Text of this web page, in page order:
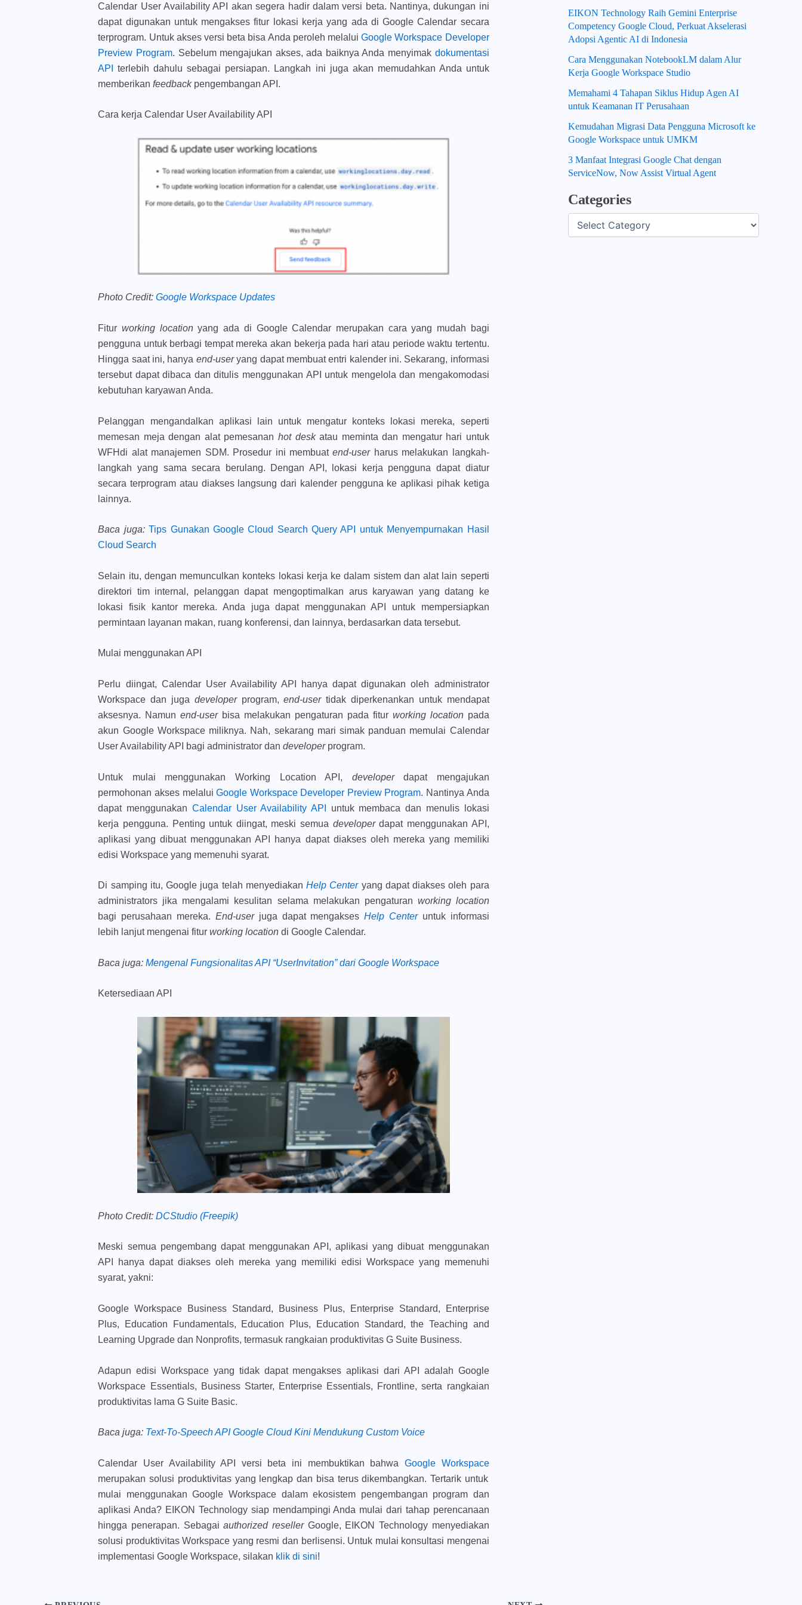
Calendar User Availability API akan segera hadir dalam versi beta. Nantinya, dukungan ini
dapat digunakan untuk mengakses fitur lokasi kerja yang ada di Google Calendar secara
terprogram. Untuk akses versi beta bisa Anda peroleh melaluiGoogle Workspace Developer
Preview Program. Sebelum mengajukan akses, ada baiknya Anda menyimak dokumentasi
API
terlebih dahulu sebagai persiapan. Langkah ini juga akan memudahkan Anda untuk
memberikanfeedback pengembangan API.
Cara kerja Calendar User Availability API
Photo Credit:Google Workspace Updates
Fiturworking locationyang ada di Google Calendar merupakan cara yang mudah bagi
pengguna untuk berbagi tempat mereka akan bekerja pada hari atau periode waktu tertentu.
Hingga saat ini, hanya end-useryang dapat membuat entri kalender ini. Sekarang, informasi
tersebut dapat dibaca dan ditulis menggunakan API untuk mengelola dan mengakomodasi
kebutuhan karyawan Anda.
Pelanggan mengandalkan aplikasi lain untuk mengatur konteks lokasi mereka, seperti
memesan meja dengan alat pemesanan hot deskatau meminta dan mengatur hari untuk
WFHdi alat manajemen SDM. Prosedur ini membuatend-user harus melakukan langkah-
langkah yang sama secara berulang. Dengan API, lokasi kerja pengguna dapat diatur
secara terprogram atau diakses langsung dari kalender pengguna ke aplikasi pihak ketiga
lainnya.
Baca juga: Tips Gunakan Google Cloud Search Query API untuk Menyempurnakan Hasil
Cloud Search
Selain itu, dengan memunculkan konteks lokasi kerja ke dalam sistem dan alat lain seperti
direktori tim internal, pelanggan dapat mengoptimalkan arus karyawan yang datang ke
lokasi fisik kantor mereka. Anda juga dapat menggunakan API untuk mempersiapkan
permintaan layanan makan, ruang konferensi, dan lainnya, berdasarkan data tersebut.
Mulai menggunakan API
Perlu diingat, Calendar User Availability API hanya dapat digunakan oleh administrator
Workspace dan juga developer program,end-usertidak diperkenankan untuk mendapat
aksesnya. Namunend-user bisa melakukan pengaturan pada fitur working location pada
akun Google Workspace miliknya. Nah, sekarang mari simak panduan memulai Calendar
User Availability API bagi administrator dandeveloper program.
Untuk mulai menggunakan Working Location API, developerdapat mengajukan
permohonan akses melaluiGoogle Workspace Developer Preview Program. Nantinya Anda
dapat menggunakan Calendar User Availability API
untuk membaca dan menulis lokasi
kerja pengguna. Penting untuk diingat, meski semua developerdapat menggunakan API,
aplikasi yang dibuat menggunakan API hanya dapat diakses oleh mereka yang memiliki
edisi Workspace yang memenuhi syarat.
Di samping itu, Google juga telah menyediakan Help Center yang dapat diakses oleh para
administrators jika mengalami kesulitan selama melakukan pengaturan working location
bagi perusahaan mereka. End-user juga dapat mengakses Help Center untuk informasi
lebih lanjut mengenai fiturworking locationdi Google Calendar.
Baca juga: Mengenal Fungsionalitas API “UserInvitation” dari Google Workspace
Ketersediaan API
Photo Credit: DCStudio (Freepik)
Meski semua pengembang dapat menggunakan API, aplikasi yang dibuat menggunakan
API hanya dapat diakses oleh mereka yang memiliki edisi Workspace yang memenuhi
syarat, yakni:
Google Workspace Business Standard, Business Plus, Enterprise Standard, Enterprise
Plus, Education Fundamentals, Education Plus, Education Standard, the Teaching and
Learning Upgrade dan Nonprofits, termasuk rangkaian produktivitas G Suite Business.
Adapun edisi Workspace yang tidak dapat mengakses aplikasi dari API adalah Google
Workspace Essentials, Business Starter, Enterprise Essentials, Frontline, serta rangkaian
produktivitas lama G Suite Basic.
Baca juga: Text-To-Speech API Google Cloud Kini Mendukung Custom Voice
Calendar User Availability API versi beta ini membuktikan bahwa
Google Workspace
merupakan solusi produktivitas yang lengkap dan bisa terus dikembangkan. Tertarik untuk
mulai menggunakan Google Workspace dalam ekosistem pengembangan program dan
aplikasi Anda? EIKON Technology siap mendampingi Anda mulai dari tahap perencanaan
hingga penerapan. Sebagaiauthorized reseller Google, EIKON Technology menyediakan
solusi produktivitas Workspace yang resmi dan berlisensi. Untuk mulai konsultasi mengenai
implementasi Google Workspace, silakan klik di sini!
EIKON Technology Raih Gemini Enterprise
Competency Google Cloud, Perkuat Akselerasi
Adopsi Agentic AI di Indonesia
Cara Menggunakan NotebookLM dalam Alur
Kerja Google Workspace Studio
Memahami 4 Tahapan Siklus Hidup Agen AI
untuk Keamanan IT Perusahaan
Kemudahan Migrasi Data Pengguna Microsoft ke
Google Workspace untuk UMKM
3 Manfaat Integrasi Google Chat dengan
ServiceNow, Now Assist Virtual Agent
Categories